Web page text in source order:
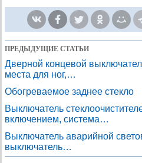
ПРЕДЫДУЩИЕ СТАТЬИ
Дверной концевой
места для ног,…
Обогреваемое заднее стекло
Выключатель
включением, система…
Выключатель аварийной
выключатель…